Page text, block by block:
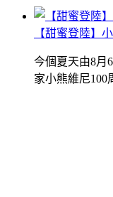
【甜蜜登陸】
今個夏天由8月
家小熊維尼100